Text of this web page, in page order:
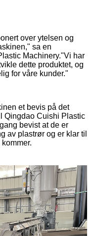
over ytelsen og
sa en
Machinery."Vi har
dette produktet, og
for våre kunder."
et bevis på det
Qingdao Cuishi Plastic
bevist at de er
av plastrør og er klar til